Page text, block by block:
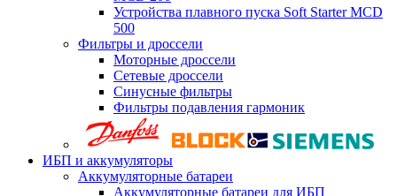
Устройства плавного пуска Soft Starter MCD
500
Фильтры и дроссели
Моторные дроссели
Сетевые дроссели
Синусные фильтры
Фильтры подавления гармоник
ИБП и аккумуляторы
Аккумуляторные батареи
Аккумуляторные батареи для ИБП